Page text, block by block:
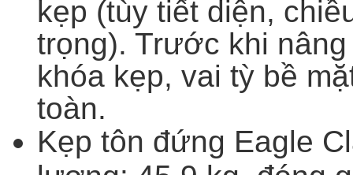
kẹp (tùy tiết diện,
trọng). Trước khi
khóa kẹp, vai tỳ bề
toàn.
Kẹp tôn đứng Eagle